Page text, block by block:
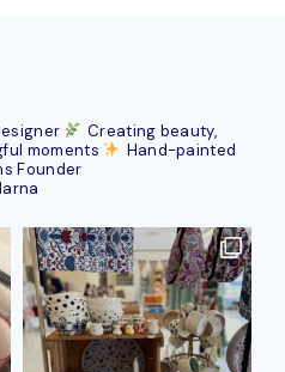
Creating beauty,
moments
Hand-painted
Founder